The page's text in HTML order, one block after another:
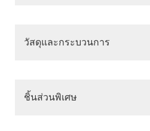
วัสดุและกระบวนการ
ชิ้นส่วนพิเศษ